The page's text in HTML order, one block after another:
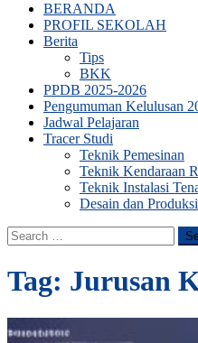
BERANDA
PROFIL SEKOLAH
Berita
Tips
BKK
PPDB 2025-2026
Pengumuman Kelulusan
Jadwal Pelajaran
Tracer Studi
Teknik Pemesinan
Teknik Kendaraan
Teknik Instalasi
Desain dan
Search
for:
Tag: Jurusan